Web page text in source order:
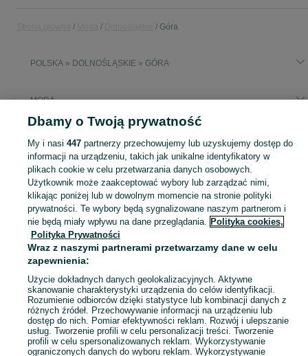
Góra
POLSKA » DOLNOŚLĄSKIE » GÓRA
MODA
KATEGORIA
Moda Góra ▶️ Odzież, obuwie, torebki, akcesoria i biżuteria ✅ Nowe i używane w atrakcyjnych cenach ✌ Znajdź najlepsze ogłoszenia na OLX.pl!
Mapa kategorii
Mapa miejscowości
Mapa ministron
Popularne wyszukiwania
Dbamy o Twoją prywatność
My i nasi 447partnerzy przechowujemy lub uzyskujemy dostęp do
informacji na urządzeniu, takich jak unikalne identyfikatory w
plikach cookie w celu przetwarzania danych osobowych.
Użytkownik może zaakceptować wybory lub zarządzać nimi,
klikając poniżej lub w dowolnym momencie na stronie polityki
prywatności. Te wybory będą sygnalizowane naszym partnerom i
nie będą miały wpływu na dane przeglądania. Polityka cookies,
Polityka Prywatności
Wraz z naszymi partnerami przetwarzamy dane w celu
zapewnienia:
Użycie dokładnych danych geolokalizacyjnych. Aktywne
skanowanie charakterystyki urządzenia do celów identyfikacji.
Rozumienie odbiorców dzięki statystyce lub kombinacji danych z
różnych źródeł. Przechowywanie informacji na urządzeniu lub
dostęp do nich. Pomiar efektywności reklam. Rozwój i ulepszanie
usług. Tworzenie profili w celu personalizacji treści. Tworzenie
profili w celu spersonalizowanych reklam. Wykorzystywanie
ograniczonych danych do wyboru reklam. Wykorzystywanie